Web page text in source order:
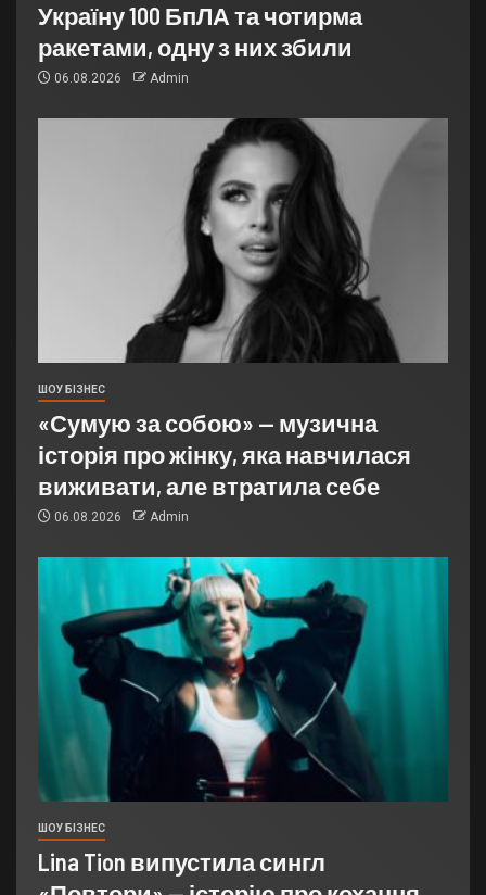
Україну 100 БпЛА та чотирма
ракетами, одну з них збили
06.08.2026 Admin
ШОУ БІЗНЕС
«Сумую за собою» — музична
історія про жінку, яка навчилася
виживати, але втратила себе
06.08.2026 Admin
ШОУ БІЗНЕС
Lina Tion випустила сингл